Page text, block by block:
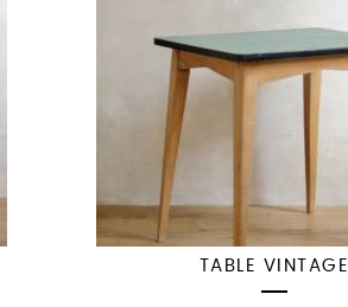
TABLE VINTAGE